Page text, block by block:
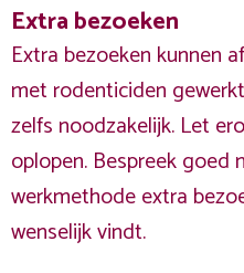
Extra bezoeken
Extra bezoeken kunnen
met rodenticiden
zelfs noodzakelijk. Let
oplopen. Bespreek goed
werkmethode extra
wenselijk vindt.